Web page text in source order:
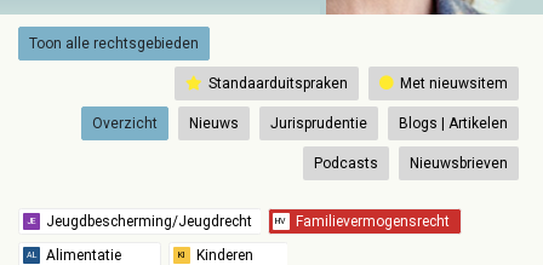
Toon alle rechtsgebieden
Standaarduitspraken Met nieuwsitem
Overzicht Nieuws Jurisprudentie Blogs | Artikelen
Podcasts Nieuwsbrieven